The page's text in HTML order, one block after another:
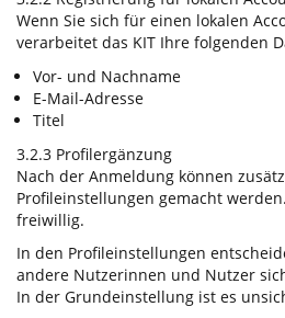
Wenn Sie sich für einen lokalen
verarbeitet das KIT Ihre folgenden
Vor- und Nachname
E-Mail-Adresse
Titel
3.2.3 Profilergänzung
Nach der Anmeldung können
Profileinstellungen gemacht
freiwillig.
In den Profileinstellungen
andere Nutzerinnen und Nutzer
In der Grundeinstellung ist es